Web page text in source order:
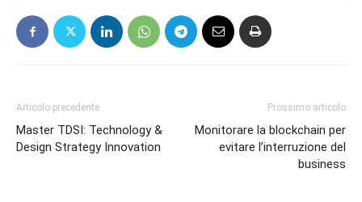
Articolo precedente
Master TDSI: Technology &
Design Strategy Innovation
Prossimo articolo
Monitorare la blockchain per
evitare l’interruzione del
business